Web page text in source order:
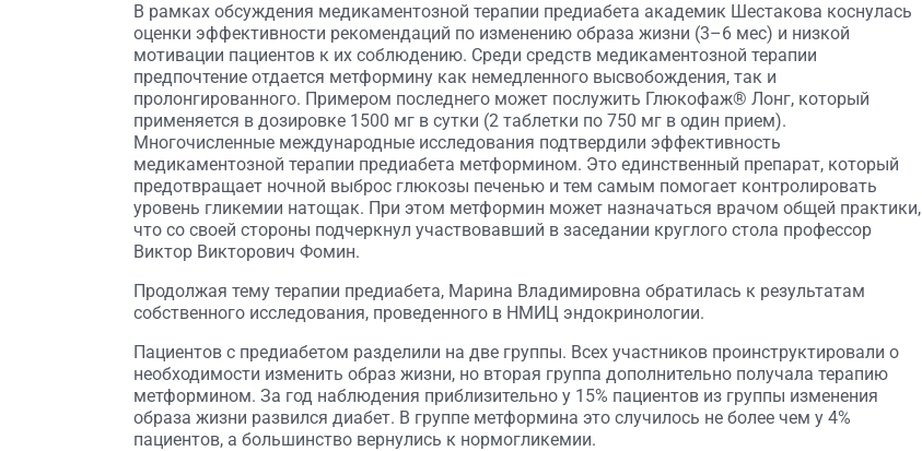
В рамках обсуждения медикаментозной терапии предиабета академик Шестакова коснулась
оценки эффективности рекомендаций по изменению образа жизни (3–6 мес) и низкой
мотивации пациентов к их соблюдению. Среди средств медикаментозной терапии
предпочтение отдается метформину как немедленного высвобождения, так и
пролонгированного. Примером последнего может послужить Глюкофаж® Лонг, который
применяется в дозировке 1500 мг в сутки (2 таблетки по 750 мг в один прием).
Многочисленные международные исследования подтвердили эффективность
медикаментозной терапии предиабета метформином. Это единственный препарат, который
предотвращает ночной выброс глюкозы печенью и тем самым помогает контролировать
уровень гликемии натощак. При этом метформин может назначаться врачом общей практики,
что со своей стороны подчеркнул участвовавший в заседании круглого стола профессор
Виктор Викторович Фомин.
Продолжая тему терапии предиабета, Марина Владимировна обратилась к результатам
собственного исследования, проведенного в НМИЦ эндокринологии.
Пациентов с предиабетом разделили на две группы. Всех участников проинструктировали о
необходимости изменить образ жизни, но вторая группа дополнительно получала терапию
метформином. За год наблюдения приблизительно у 15% пациентов из группы изменения
образа жизни развился диабет. В группе метформина это случилось не более чем у 4%
пациентов, а большинство вернулись к нормогликемии.